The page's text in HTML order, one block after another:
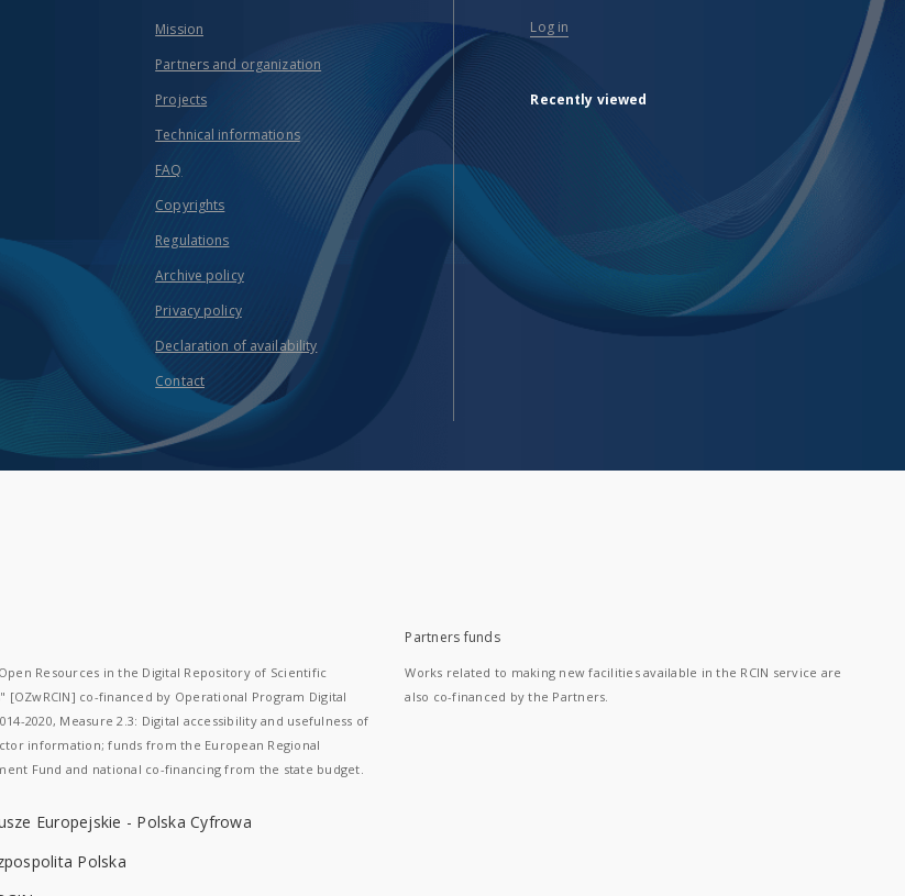
Mission
Partners and organization
Projects
Technical informations
FAQ
Copyrights
Regulations
Archive policy
Privacy policy
Declaration of availability
Contact
Log in
Recently viewed
Resources in the Digital Repository of Scientific
[OZwRCIN] co-financed by Operational Program Digital
2020, Measure 2.3: Digital accessibility and usefulness of
information; funds from the European Regional
Fund and national co-financing from the state budget.
Partners funds
Works related to making new facilities available in the RCIN service are
also co-financed by the Partners.